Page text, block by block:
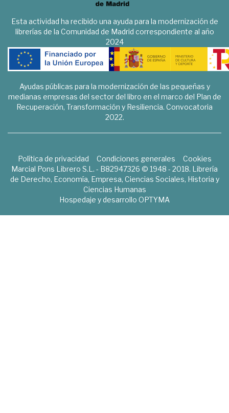
Esta actividad ha recibido una ayuda para la modernización de
librerías de la Comunidad de Madrid correspondiente al año
2024
Ayudas públicas para la modernización de las pequeñas y
medianas empresas del sector del libro en el marco del Plan de
Recuperación, Transformación y Resiliencia. Convocatoria
2022.
Política de privacidad Condiciones generales
Cookies
Marcial Pons Librero S.L. - B82947326 © 1948 - 2018. Librería
de Derecho, Economía, Empresa, Ciencias Sociales, Historia y
Ciencias Humanas
Hospedaje y desarrollo OPTYMA